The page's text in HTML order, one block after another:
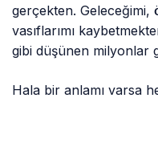
gerçekten.
vasıflarımı
gibi düşünen milyonlar
Hala bir anlamı varsa